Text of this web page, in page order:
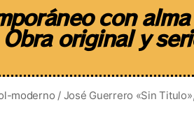
con
original y
moderno / José Guerrero «Sin